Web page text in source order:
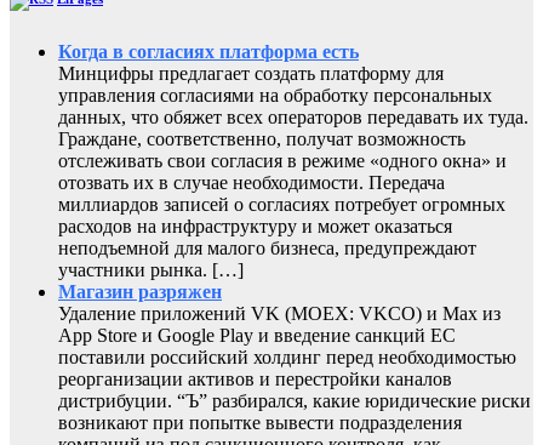
Когда в согласиях платформа есть
Минцифры предлагает создать платформу для
управления согласиями на обработку персональных
данных, что обяжет всех операторов передавать их туда.
Граждане, соответственно, получат возможность
отслеживать свои согласия в режиме «одного окна» и
отозвать их в случае необходимости. Передача
миллиардов записей о согласиях потребует огромных
расходов на инфраструктуру и может оказаться
неподъемной для малого бизнеса, предупреждают
участники рынка. […]
Магазин разряжен
Удаление приложений VK (MOEX: VKCO) и Max из
App Store и Google Play и введение санкций ЕС
поставили российский холдинг перед необходимостью
реорганизации активов и перестройки каналов
дистрибуции. “Ъ” разбирался, какие юридические риски
возникают при попытке вывести подразделения